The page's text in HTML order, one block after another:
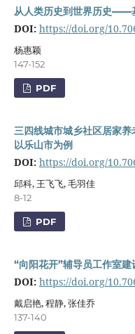
从人类历史到世界历史——
DOI: https://doi.org/
杨惠颖
147-152
PDF
三四线城市城乡社区居家
以乐山市为例
DOI: https://doi.org/
邱科, 王飞飞, 毛羽佳
8-12
PDF
“向阳花开”辅导员工作室建
DOI: https://doi.org/
戴启艳, 程静, 张佳乔
137-140